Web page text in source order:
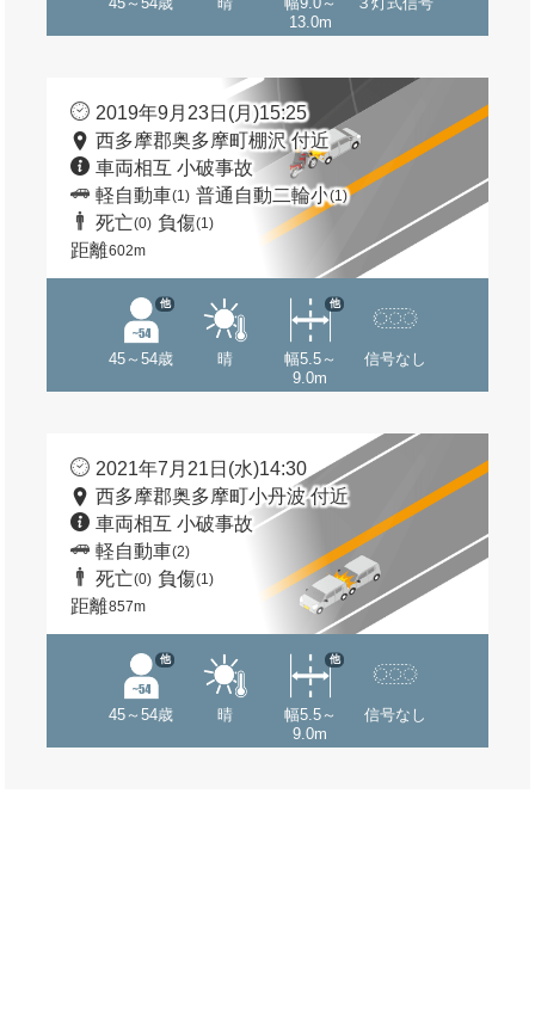
13.0m
2019年9月23日(月)15:25
西多摩郡奥多摩町棚沢 付近
車両相互 小破事故
軽自動車(1) 普通自動二輪小(1)
死亡(0) 負傷(1)
距離602m
45～54歳
他
晴
幅5.5～
9.0m
他
信号なし
2021年7月21日(水)14:30
西多摩郡奥多摩町小丹波 付近
車両相互 小破事故
軽自動車(2)
死亡(0) 負傷(1)
距離857m
45～54歳
他
晴
幅5.5～
9.0m
他
信号なし